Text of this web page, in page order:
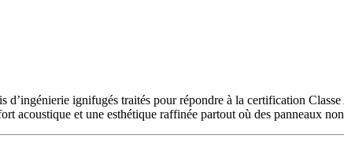
ignifugés traités pour répondre à la certification
et une esthétique raffinée partout où des panneaux